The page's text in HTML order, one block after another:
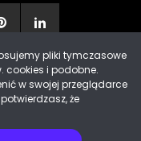
decoPLANET
pliki tymczasowe
cookies i podobne.
w swojej przeglądarce
że